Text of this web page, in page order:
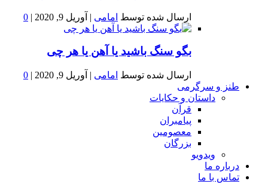
ارسال شده توسط امامی | آوریل 9, 2020 |
0
بگو سنگ باشید یا آهن یا هر چی
ارسال شده توسط امامی | آوریل 9, 2020 |
0
طنز و سرگرمی
داستان و حکایات
قرآن
پیامبران
معصومین
بزرگان
ویدویو
درباره ما
تماس با ما